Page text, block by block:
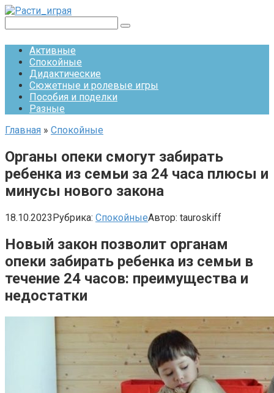
Перейти
контенту
Активные
Спокойные
Дидактические
Сюжетные и ролевые игры
Пособия и поделки
Разные
Главная » Спокойные
Органы опеки смогут забирать
ребенка из семьи за 24 часа плюсы и
минусы нового закона
18.10.2023Рубрика: СпокойныеАвтор: tauroskiff
Новый закон позволит органам
опеки забирать ребенка из семьи в
течение 24 часов: преимущества и
недостатки